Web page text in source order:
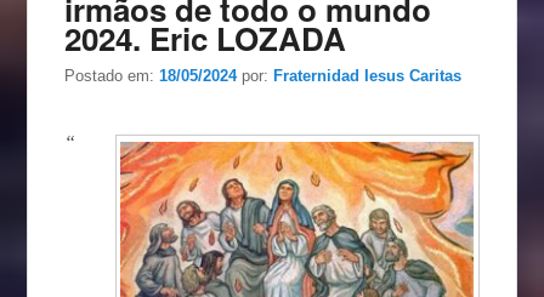
2024. Eric LOZADA
Postado em:18/05/2024 por:Fraternidad Iesus Caritas
“